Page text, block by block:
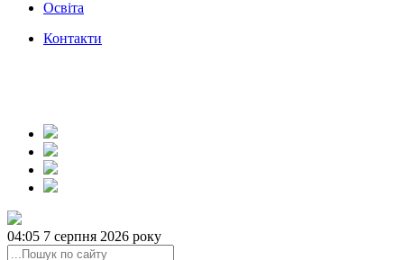
Освіта
Контакти
04:05 7 серпня 2026 року